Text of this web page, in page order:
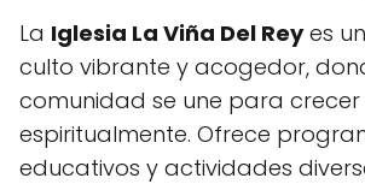
La Iglesia La Viña Del Reyes
culto vibrante y acogedor,
comunidad se une para crecer
espiritualmente. Ofrece
educativos y actividades